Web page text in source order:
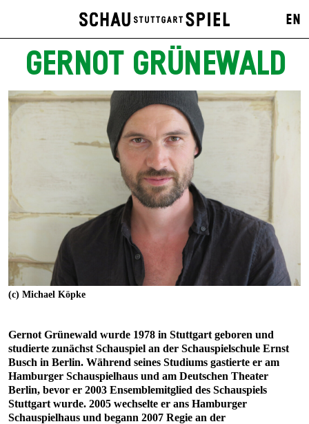
EN
GERNOT GRÜNEWALD
(c) Michael Köpke
Gernot Grünewald wurde 1978 in Stuttgart geboren und
studierte zunächst Schauspiel an der Schauspielschule Ernst
Busch in Berlin. Während seines Studiums gastierte er am
Hamburger Schauspielhaus und am Deutschen Theater
Berlin, bevor er 2003 Ensemblemitglied des Schauspiels
Stuttgart wurde. 2005 wechselte er ans Hamburger
Schauspielhaus und begann 2007 Regie an der